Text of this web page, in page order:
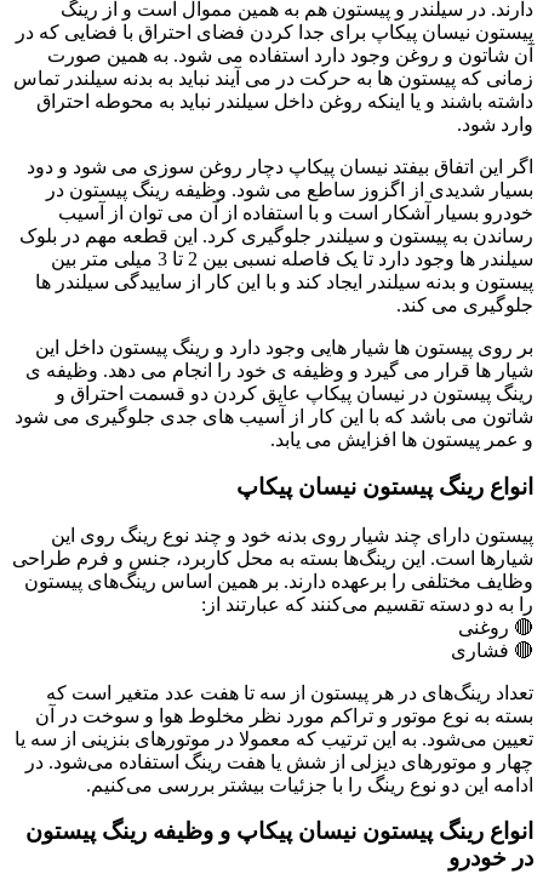
دارند. در سیلندر و پیستون هم به همین مموال است و از رینگ
پیستون نیسان پیکاپ برای جدا کردن فضای احتراق با فضایی که در
آن شاتون و روغن وجود دارد استفاده می شود. به همین صورت
زمانی که پیستون ها به حرکت در می آیند نباید به بدنه سیلندر تماس
داشته باشند و یا اینکه روغن داخل سیلندر نباید به محوطه احتراق
وارد شود.
اگر این اتفاق بیفتد نیسان پیکاپ دچار روغن سوزی می شود و دود
بسیار شدیدی از اگزوز ساطع می شود. وظیفه رینگ پیستون در
خودرو بسیار آشکار است و با استفاده از آن می توان از آسیب
رساندن به پیستون و سیلندر جلوگیری کرد. این قطعه مهم در بلوک
سیلندر ها وجود دارد تا یک فاصله نسبی بین 2 تا 3 میلی متر بین
پیستون و بدنه سیلندر ایجاد کند و با این کار از ساییدگی سیلندر ها
جلوگیری می کند.
بر روی پیستون ها شیار هایی وجود دارد و رینگ پیستون داخل این
شیار ها قرار می گیرد و وظیفه ی خود را انجام می دهد. وظیفه ی
رینگ پیستون در نیسان پیکاپ عایق کردن دو قسمت احتراق و
شاتون می باشد که با این کار از آسیب های جدی جلوگیری می شود
و عمر پیستون ها افزایش می یابد.
انواع رینگ پیستون نیسان پیکاپ
پیستون دارای چند شیار روی بدنه خود و چند نوع رینگ روی این
شیارها است. این رینگ‌ها بسته به محل کاربرد، جنس و فرم طراحی
وظایف مختلفی را برعهده دارند. بر همین اساس رینگ‌های پیستون
را به دو دسته تقسیم می‌کنند که عبارتند از:
🔴 روغنی
🔴 فشاری
تعداد رینگ‌های در هر پیستون از سه تا هفت عدد متغیر است که
بسته به نوع موتور و تراکم مورد نظر مخلوط هوا و سوخت در آن
تعیین می‌شود. به این ترتیب که معمولا در موتورهای بنزینی از سه یا
چهار و موتورهای دیزلی از شش یا هفت رینگ استفاده می‌شود. در
ادامه این دو نوع رینگ را با جزئیات بیشتر بررسی می‌کنیم.
انواع رینگ پیستون نیسان پیکاپ و وظیفه رینگ پیستون
در خودرو